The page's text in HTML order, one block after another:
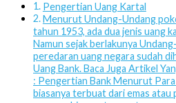
Pengertian Uang Kartal
Menurut Undang-Undang
tahun 1953, ada dua jenis uang
Namun sejak berlakunya
peredaran uang negara sudah
Uang Bank. Baca Juga Artikel
: Pengertian Bank Menurut
biasanya terbuat dari emas atau